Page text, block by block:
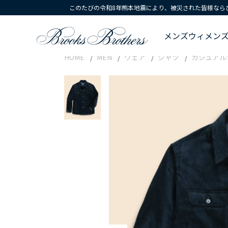
このたびの令和8年熊本地震により、被災された皆様な
メンズウィメン
HOME MEN ウェア シャツ カジュア